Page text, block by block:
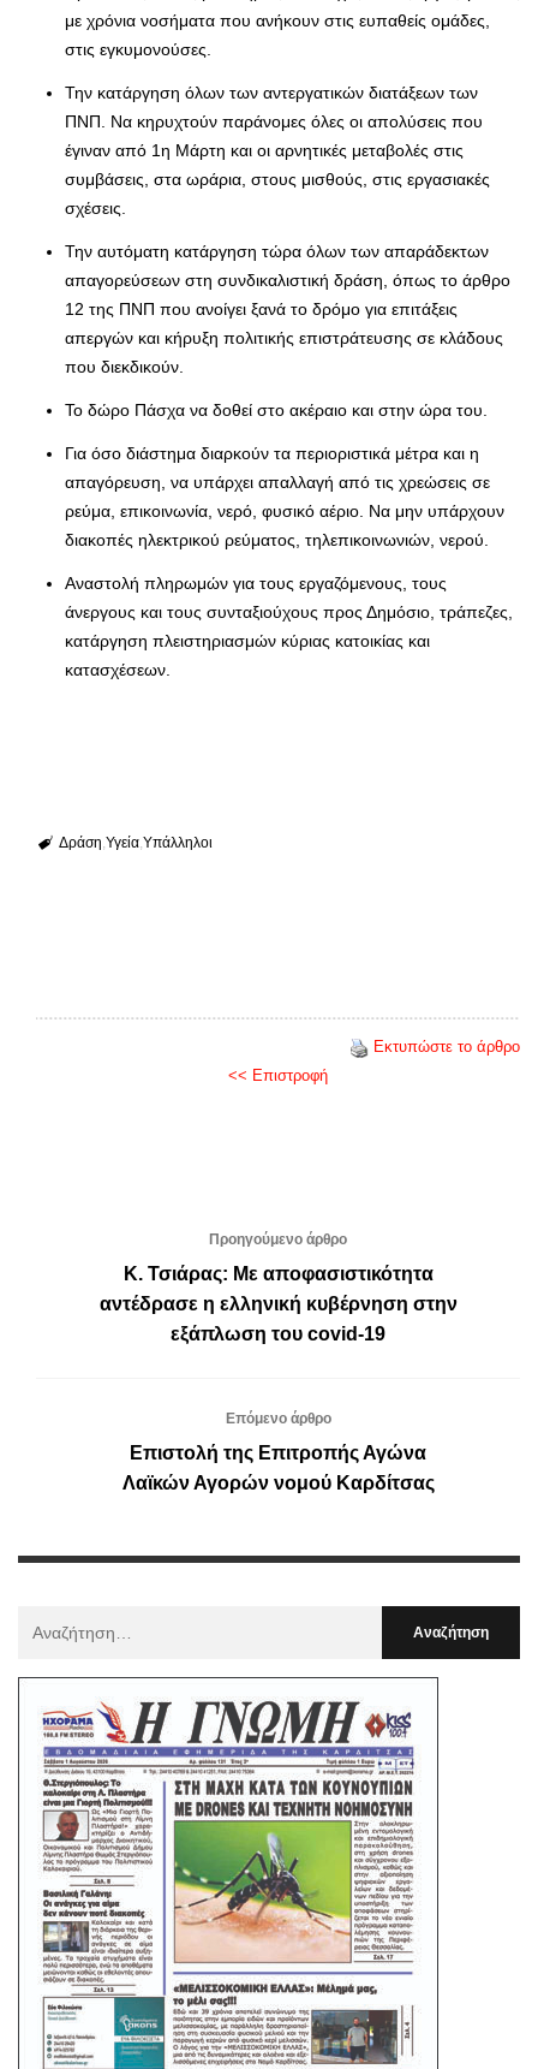
με χρόνια νοσήματα που ανήκουν στις ευπαθείς ομάδες,
στις εγκυμονούσες.
Την κατάργηση όλων των αντεργατικών διατάξεων των
ΠΝΠ. Να κηρυχτούν παράνομες όλες οι απολύσεις που
έγιναν από 1η Μάρτη και οι αρνητικές μεταβολές στις
συμβάσεις, στα ωράρια, στους μισθούς, στις εργασιακές
σχέσεις.
Την αυτόματη κατάργηση τώρα όλων των απαράδεκτων
απαγορεύσεων στη συνδικαλιστική δράση, όπως το άρθρο
12 της ΠΝΠ που ανοίγει ξανά το δρόμο για επιτάξεις
απεργών και κήρυξη πολιτικής επιστράτευσης σε κλάδους
που διεκδικούν.
Το δώρο Πάσχα να δοθεί στο ακέραιο και στην ώρα του.
Για όσο διάστημα διαρκούν τα περιοριστικά μέτρα και η
απαγόρευση, να υπάρχει απαλλαγή από τις χρεώσεις σε
ρεύμα, επικοινωνία, νερό, φυσικό αέριο. Να μην υπάρχουν
διακοπές ηλεκτρικού ρεύματος, τηλεπικοινωνιών, νερού.
Αναστολή πληρωμών για τους εργαζόμενους, τους
άνεργους και τους συνταξιούχους προς Δημόσιο, τράπεζες,
κατάργηση πλειστηριασμών κύριας κατοικίας και
κατασχέσεων.
Δράση Υγεία Υπάλληλοι
Εκτυπώστε το άρθρο
<< Επιστροφή
Προηγούμενο άρθρο
Κ. Τσιάρας: Με αποφασιστικότητα
αντέδρασε η ελληνική κυβέρνηση στην
εξάπλωση του covid-19
Επόμενο άρθρο
Επιστολή της Επιτροπής Αγώνα
Λαϊκών Αγορών νομού Καρδίτσας
: